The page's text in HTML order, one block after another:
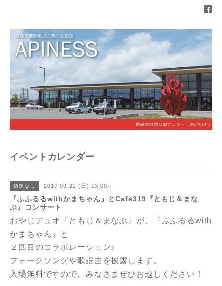
イベントカレンダー
指定なし 2019-09-22 (日) 13:00～
『ふふるるwithかまちゃん』とCafe319『ともじ＆まな
ぶ』コンサート
おやじデュオ『ともじ＆まなぶ』が、『ふふるるwith
かまちゃん』と
２回目のコラボレーション♪
フォークソングや歌謡曲を披露します。
入場無料ですので、みなさまぜひお越しください！